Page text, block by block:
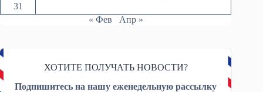
31
« Фев
Апр »
ХОТИТЕ ПОЛУЧАТЬ НОВОСТИ?
Подпишитесь на нашу еженедельную рассылку